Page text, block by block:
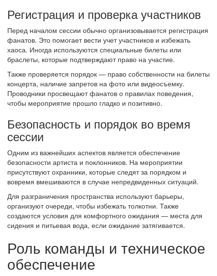
Регистрация и проверка участников
Перед началом сессии обычно организовывается регистрация
фанатов. Это помогает вести учет участников и избежать
хаоса. Иногда используются специальные билеты или
браслеты, которые подтверждают право на участие.
Также проверяется порядок — право собственности на билеты
концерта, наличие запретов на фото или видеосъемку.
Проводники просвещают фанатов о правилах поведения,
чтобы мероприятие прошло гладко и позитивно.
Безопасность и порядок во время
сессии
Одним из важнейших аспектов является обеспечение
безопасности артиста и поклонников. На мероприятии
присутствуют охранники, которые следят за порядком и
вовремя вмешиваются в случае непредвиденных ситуаций.
Для разграничения пространства используют барьеры,
организуют очереди, чтобы избежать толкотни. Также
создаются условия для комфортного ожидания — места для
сидения и питьевая вода, если ожидание затягивается.
Роль команды и техническое
обеспечение